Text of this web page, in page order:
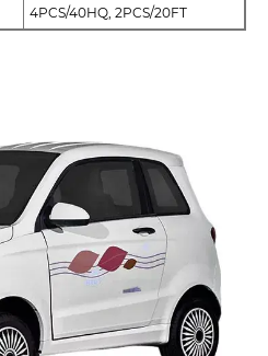
4PCS/40HQ, 2PCS/20FT